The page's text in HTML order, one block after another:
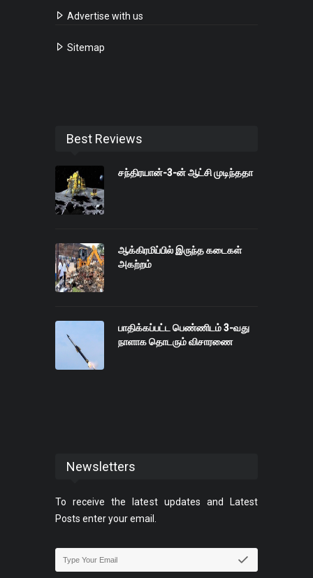
Advertise with us
Sitemap
Best Reviews
சந்திரயான்-3-ன் ஆட்சி முடிந்ததா
ஆக்கிரமிப்பில் இருந்த கடைகள்
அகற்றம்
பாதிக்கப்பட்ட பெண்ணிடம் 3-வது
நாளாக தொடரும் விசாரணை
Newsletters
To receive the latest updates and Latest
Posts enter your email.